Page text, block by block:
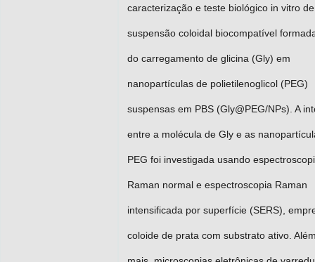
caracterização e teste biológico in vitro de
suspensão coloidal biocompatível
do carregamento de glicina (Gly) em
nanopartículas de polietilenoglicol (PEG)
suspensas em PBS (Gly@PEG/NPs). A
entre a molécula de Gly e as
PEG foi investigada usando
Raman normal e espectroscopia Raman
intensificada por superfície (SERS),
coloide de prata com substrato ativo.